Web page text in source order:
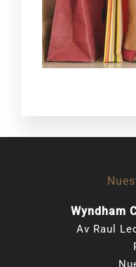
Wyndham
Av Raul